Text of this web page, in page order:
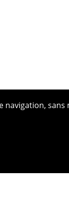
navigation,